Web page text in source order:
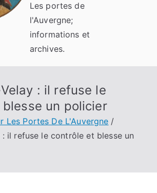
Les portes de
l'Auvergne;
informations et
archives.
: il refuse le
un policier
Les Portes De L'Auvergne
: il refuse le contrôle et blesse un